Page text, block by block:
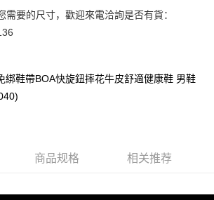
務。
款的時間，再加上使用AFTEE可延長的天數所計算
延長您收到商品前的繳費天數，但無法保證一定能
AFTEE規定的時間內完成繳費。
含以上)免运费
含以上)免运费
含以上)免运费
需要的尺寸，歡迎來電洽詢是否有貨：
綁鞋帶BOA快旋鈕摔花牛皮舒適健康鞋 男鞋
商品规格 相关推荐